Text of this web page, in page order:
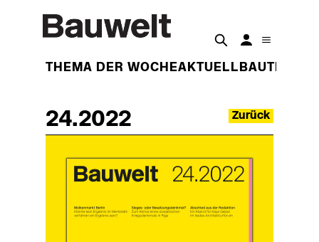
THEMA DER WOCHEAKTUELL BAUTEN
24.2022 Zurück